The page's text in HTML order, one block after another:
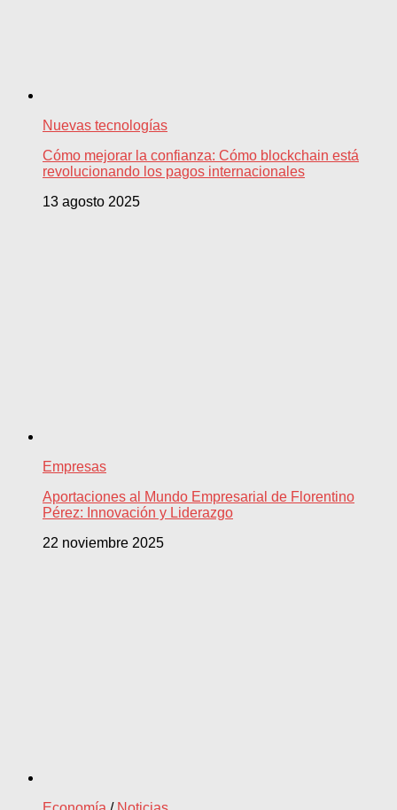
Nuevas tecnologías
Cómo mejorar la confianza: Cómo blockchain está
revolucionando los pagos internacionales
13 agosto 2025
Empresas
Aportaciones al Mundo Empresarial de Florentino
Pérez: Innovación y Liderazgo
22 noviembre 2025